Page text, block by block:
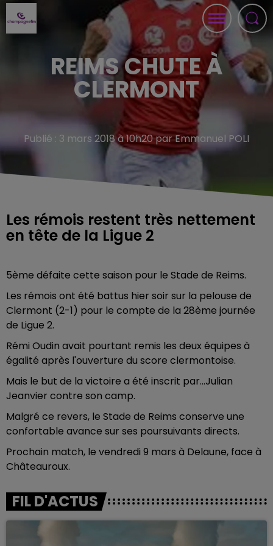
REIMS CHUTE À
CLERMONT
Publié : 3 mars 2018 à 10h20 par Emmanuel POLI
Les rémois restent très nettement
en tête de la Ligue 2
5ème défaite cette saison pour le Stade de Reims.
Les rémois ont été battus hier soir sur la pelouse de
Clermont (2-1) pour le compte de la 28ème journée
de Ligue 2.
Rémi Oudin avait pourtant remis les deux équipes à
égalité après l'ouverture du score clermontoise.
Mais le but de la victoire a été inscrit par...Julian
Jeanvier contre son camp.
Malgré ce revers, le Stade de Reims conserve une
confortable avance sur ses poursuivants directs.
Prochain match, le vendredi 9 mars à Delaune, face à
Châteauroux.
FIL D'ACTUS